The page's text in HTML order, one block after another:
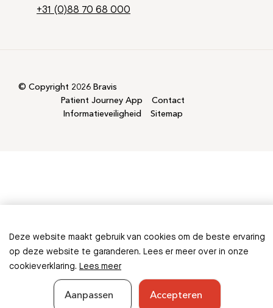
Deze website maakt gebruik van cookies om de beste ervaring
op deze website te garanderen. Lees er meer over in onze
cookieverklaring. Lees meer
Aanpassen Accepteren
Ontbreekt er informatie in
deze folder?
Geef feedback
+31 (0)88 70 68 000
© Copyright 2026 Bravis
Patient Journey App
Contact
Informatieveiligheid
Sitemap